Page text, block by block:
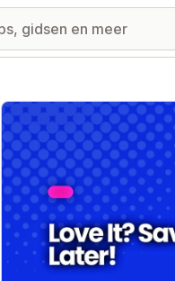
Galerij met uitgelichte